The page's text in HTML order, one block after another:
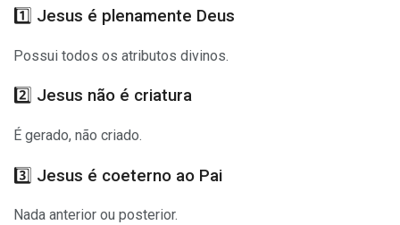
1️⃣ Jesus é plenamente Deus
Possui todos os atributos divinos.
2️⃣ Jesus não é criatura
É gerado, não criado.
3️⃣ Jesus é coeterno ao Pai
Nada anterior ou posterior.